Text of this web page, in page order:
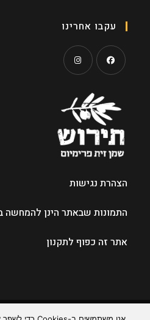
עקבו אחרינו
a
new
tab
in
a
new
tab
הצהרת נגישות
התמונות שבאתר הינן להמחשה
אתר זה כפוף לתקנון
אתר זה נבנה ע"י